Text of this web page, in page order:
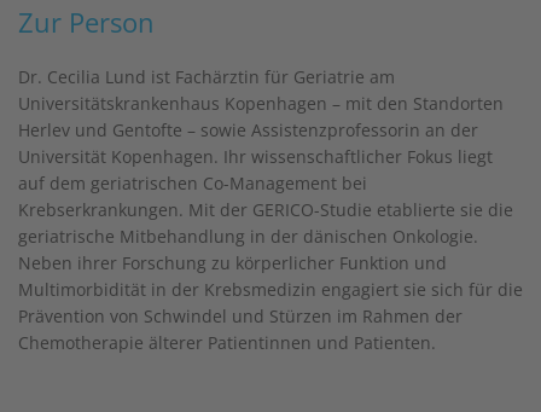
Zur Person
Dr. Cecilia Lund ist Fachärztin für Geriatrie am
Universitätskrankenhaus Kopenhagen – mit den Standorten
Herlev und Gentofte – sowie Assistenzprofessorin an der
Universität Kopenhagen. Ihr wissenschaftlicher Fokus liegt
auf dem geriatrischen Co-Management bei
Krebserkrankungen. Mit der GERICO-Studie etablierte sie die
geriatrische Mitbehandlung in der dänischen Onkologie.
Neben ihrer Forschung zu körperlicher Funktion und
Multimorbidität in der Krebsmedizin engagiert sie sich für die
Prävention von Schwindel und Stürzen im Rahmen der
Chemotherapie älterer Patientinnen und Patienten.